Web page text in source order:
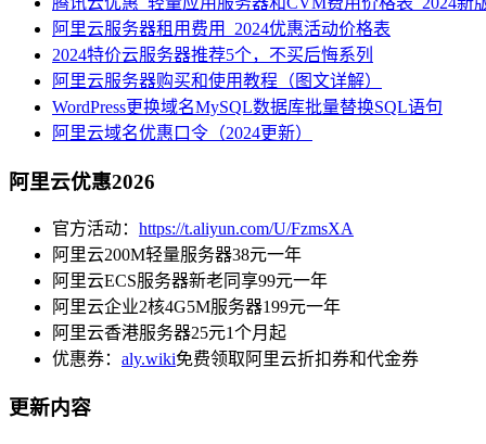
阿里云服务器租用费用_2024优惠活动价格表
2024特价云服务器推荐5个，不买后悔系列
阿里云服务器购买和使用教程（图文详解）
WordPress更换域名MySQL数据库批量替换SQL语句
阿里云域名优惠口令（2024更新）
阿里云优惠2026
官方活动： https://t.aliyun.com/U/FzmsXA
阿里云200M轻量服务器38元一年
阿里云ECS服务器新老同享99元一年
阿里云企业2核4G5M服务器199元一年
阿里云香港服务器25元1个月起
优惠券： aly.wiki免费领取阿里云折扣券和代金券
更新内容